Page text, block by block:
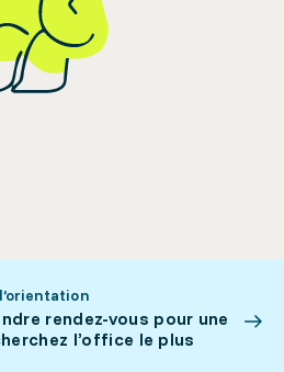
rendez-vous pour une
l’office le plus